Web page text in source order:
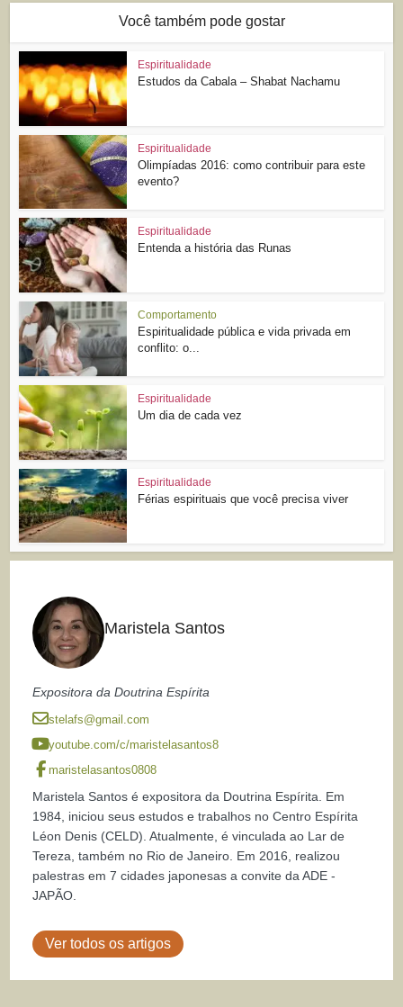
Você também pode gostar
Espiritualidade
Estudos da Cabala – Shabat Nachamu
Espiritualidade
Olimpíadas 2016: como contribuir para este
evento?
Espiritualidade
Entenda a história das Runas
Comportamento
Espiritualidade pública e vida privada em
conflito: o...
Espiritualidade
Um dia de cada vez
Espiritualidade
Férias espirituais que você precisa viver
Maristela Santos
Expositora da Doutrina Espírita
stelafs@gmail.com
youtube.com/c/maristelasantos8
maristelasantos0808
Maristela Santos é expositora da Doutrina Espírita. Em
1984, iniciou seus estudos e trabalhos no Centro Espírita
Léon Denis (CELD). Atualmente, é vinculada ao Lar de
Tereza, também no Rio de Janeiro. Em 2016, realizou
palestras em 7 cidades japonesas a convite da ADE -
JAPÃO.
Ver todos os artigos